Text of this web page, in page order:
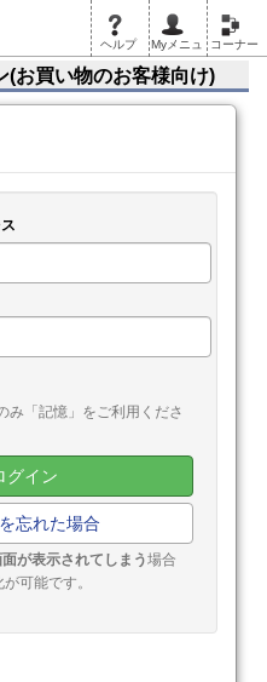
ヘルプ Myメニュ コーナー
(お買い物のお客様向け)
み「記憶」をご利用くださ
グイン
忘れた場合
が表示されてしまう場合
可能です。